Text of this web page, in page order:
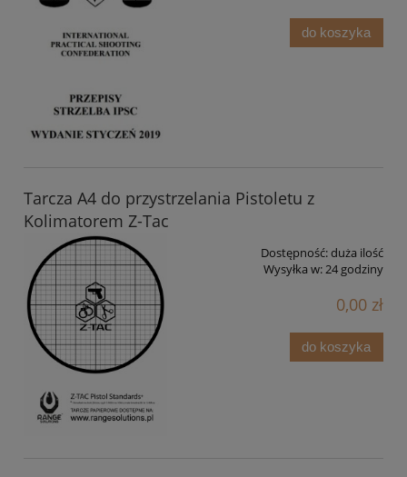
do koszyka
Tarcza A4 do przystrzelania Pistoletu z
Kolimatorem Z-Tac
Dostępność:duża ilość
Wysyłka w:24 godziny
0,00 zł
do koszyka